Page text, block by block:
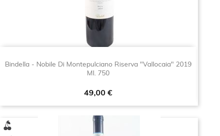
Bindella - Nobile Di Montepulciano Riserva "Vallocaia" 2019
Ml. 750
Prezzo
49,00 €